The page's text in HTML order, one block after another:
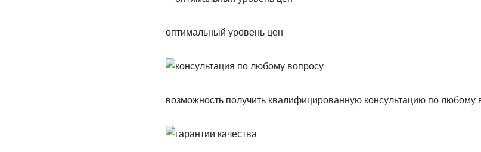
оптимальный уровень цен
возможность получить квалифицированную консультацию по любому